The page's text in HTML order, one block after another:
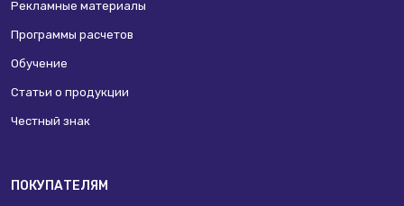
Рекламные материалы
Программы расчетов
Обучение
Статьи о продукции
Честный знак
ПОКУПАТЕЛЯМ